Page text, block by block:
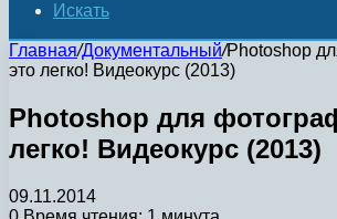
Искать
Главная/Документальный/Photoshop
это легко! Видеокурс (2013)
Photoshop для
легко! Видеокурс (2013)
09.11.2014